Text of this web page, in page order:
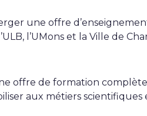
une offre
l’UMons et la Ville de
offre de formation
aux métiers scientifiques